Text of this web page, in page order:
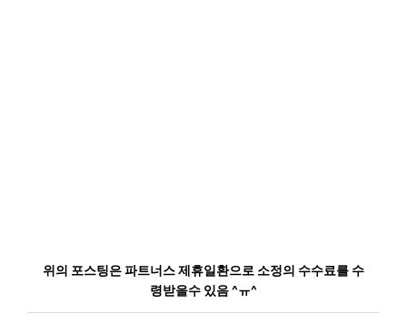
위의 포스팅은 파트너스 제휴일환으로 소정의 수수료를 수
령받을수 있음 ^ㅠ^